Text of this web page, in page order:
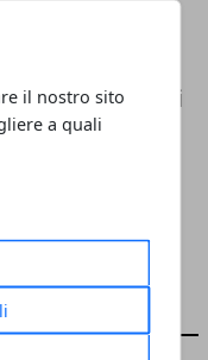
il nostro sito
a quali
vantaggi